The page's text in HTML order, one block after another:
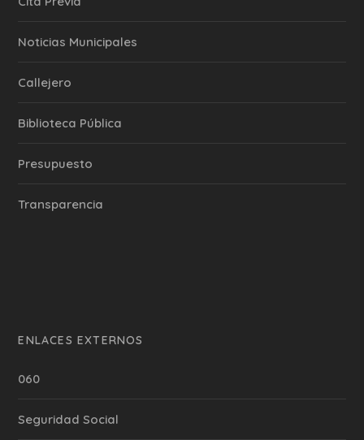
‎Noticias Municipales
Callejero
Biblioteca Pública
Presupuesto
Transparencia
ENLACES EXTERNOS
060
Seguridad Social